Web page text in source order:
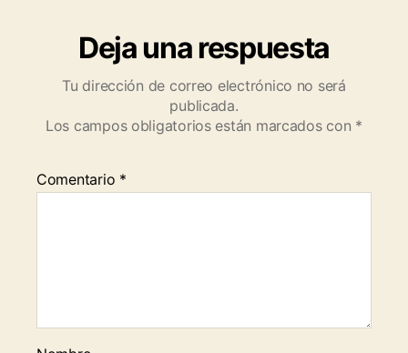
Deja una respuesta
Tu dirección de correo electrónico no será
publicada.
Los campos obligatorios están marcados con *
Comentario *